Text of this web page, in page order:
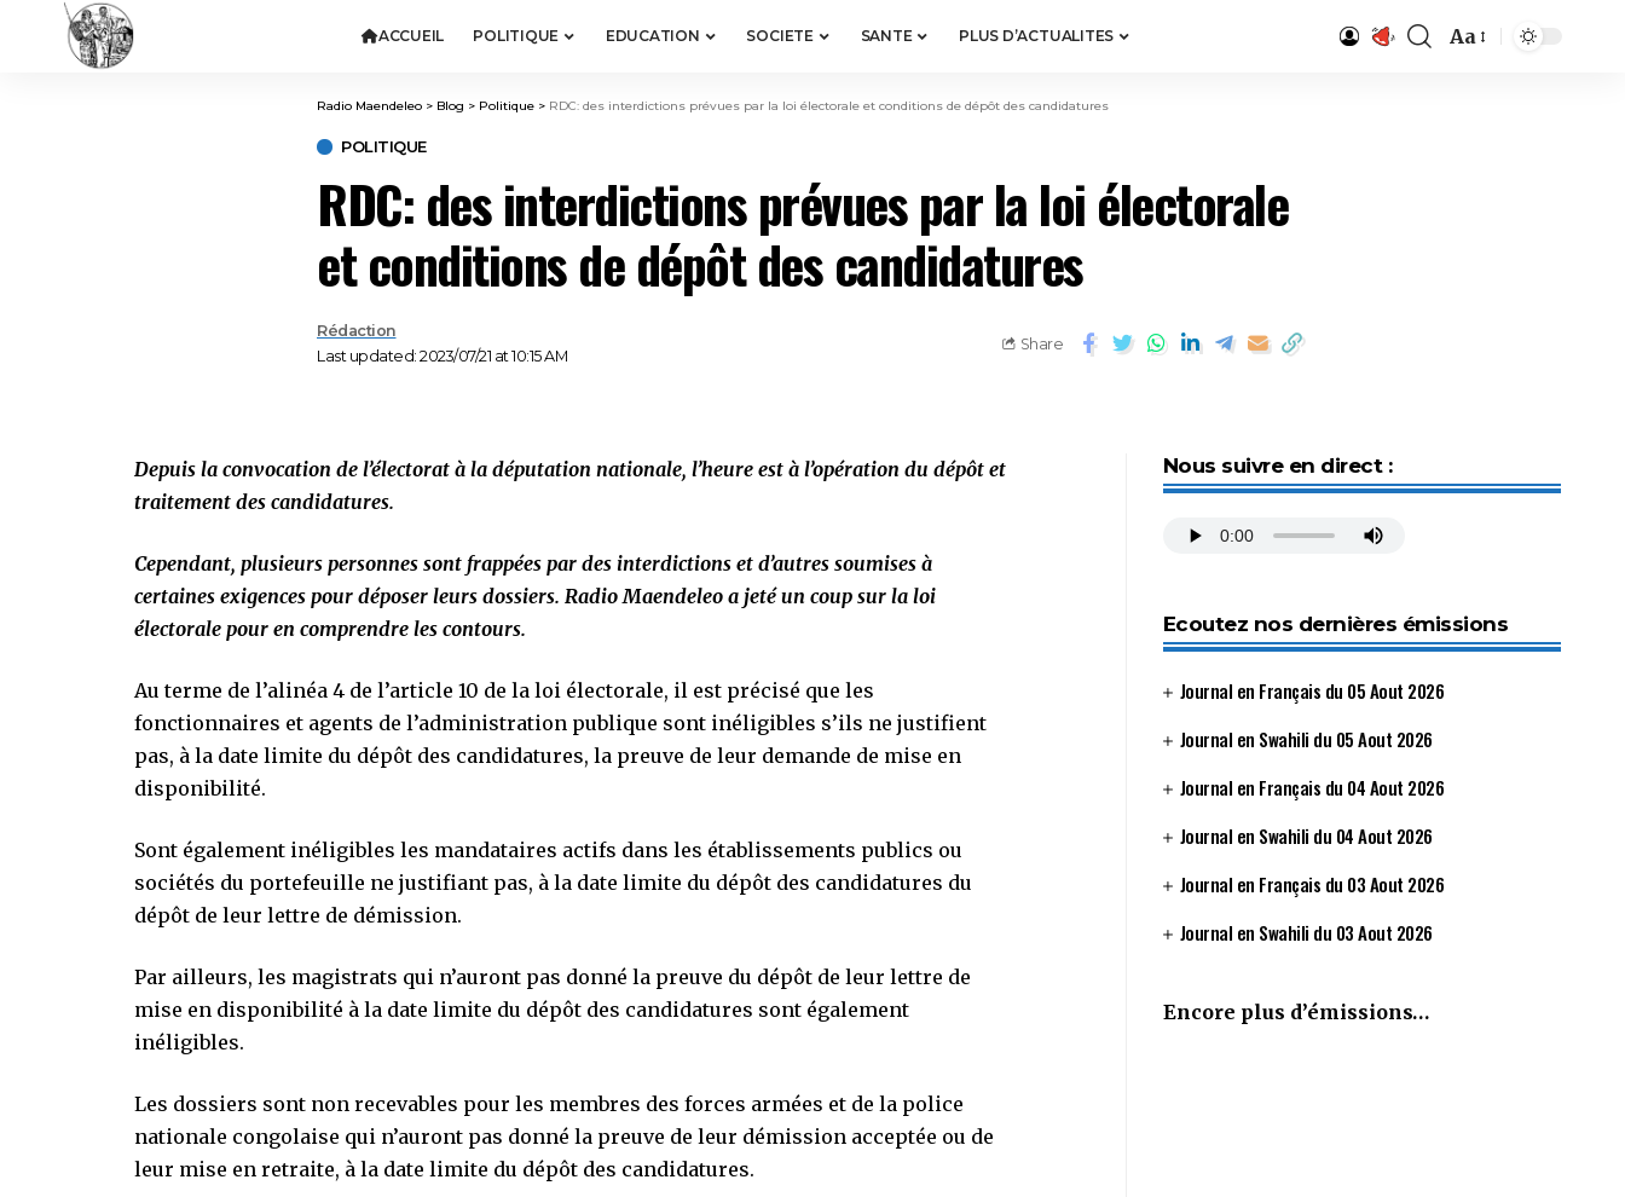
ACCUEIL POLITIQUE EDUCATION SOCIETE SANTE PLUS D’ACTUALITES Aa
Radio Maendeleo > Blog > Politique > RDC: des interdictions prévues par la loi électorale et conditions de dépôt des candidatures
POLITIQUE
RDC: des interdictions prévues par la loi électorale
et conditions de dépôt des candidatures
Last updated: 2023/07/21 at 10:15 AM
Rédaction
Share
Depuis la convocation de l’électorat à la députation nationale, l’heure est à l’opération du dépôt et
traitement des candidatures.
Cependant, plusieurs personnes sont frappées par des interdictions et d’autres soumises à
certaines exigences pour déposer leurs dossiers. Radio Maendeleo a jeté un coup sur la loi
électorale pour en comprendre les contours.
Au terme de l’alinéa 4 de l’article 10 de la loi électorale, il est précisé que les
fonctionnaires et agents de l’administration publique sont inéligibles s’ils ne justifient
pas, à la date limite du dépôt des candidatures, la preuve de leur demande de mise en
disponibilité.
Sont également inéligibles les mandataires actifs dans les établissements publics ou
sociétés du portefeuille ne justifiant pas, à la date limite du dépôt des candidatures du
dépôt de leur lettre de démission.
Par ailleurs, les magistrats qui n’auront pas donné la preuve du dépôt de leur lettre de
mise en disponibilité à la date limite du dépôt des candidatures sont également
inéligibles.
Les dossiers sont non recevables pour les membres des forces armées et de la police
nationale congolaise qui n’auront pas donné la preuve de leur démission acceptée ou de
leur mise en retraite, à la date limite du dépôt des candidatures.
Nous suivre en direct :
Ecoutez nos dernières émissions
Journal en Français du 05 Aout 2026
Journal en Swahili du 05 Aout 2026
Journal en Français du 04 Aout 2026
Journal en Swahili du 04 Aout 2026
Journal en Français du 03 Aout 2026
Journal en Swahili du 03 Aout 2026
Encore plus d’émissions…